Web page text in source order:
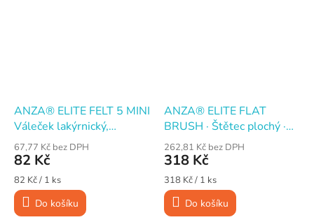
ANZA® ELITE FELT 5 MINI
Váleček lakýrnický,
plstěný, 15 cm
67,77 Kč bez DPH
82 Kč
Měrná
cena:
82 Kč / 1 ks
Do košíku
ANZA® ELITE FLAT
BRUSH · Štětec plochý ·
100 mm
262,81 Kč bez DPH
318 Kč
Měrná
cena:
318 Kč / 1 ks
Do košíku